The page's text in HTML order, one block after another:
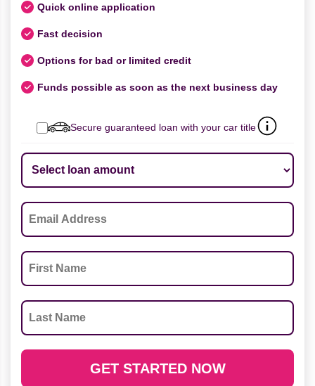
Quick online application
Fast decision
Options for bad or limited credit
Funds possible as soon as the next business day
Secure guaranteed loan with your car title